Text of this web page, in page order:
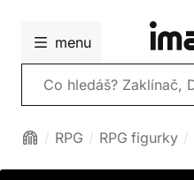
menu
Vyhledávání
RPG RPG figurky